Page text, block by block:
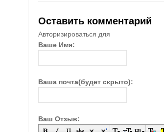
Оставить комментарий
Авторизироваться для
Ваше Имя:
Ваша почта(будет скрыто):
Ваш Отзыв: